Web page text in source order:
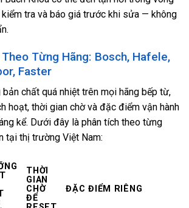
kiểm tra và báo giá trước khi sửa — không
Từng Hãng: Bosch, Hafele,
Faster
bản chất quá nhiệt trên mọi hãng bếp từ,
hoạt, thời gian chờ và đặc điểm vận hành
kể. Dưới đây là phân tích theo từng
tại thị trường Việt Nam:
THỜI
GIAN
CHỜ
ĐỂ
ĐẶC ĐIỂM RIÊNG